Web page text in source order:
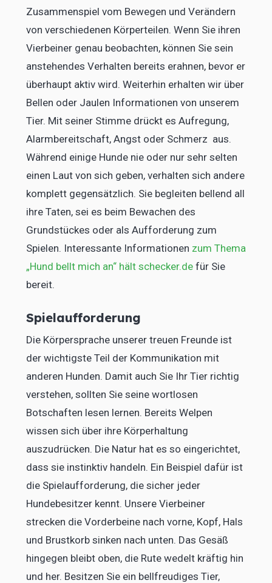
Zusammenspiel vom Bewegen und Verändern
von verschiedenen Körperteilen. Wenn Sie ihren
Vierbeiner genau beobachten, können Sie sein
anstehendes Verhalten bereits erahnen, bevor er
überhaupt aktiv wird. Weiterhin erhalten wir über
Bellen oder Jaulen Informationen von unserem
Tier. Mit seiner Stimme drückt es Aufregung,
Alarmbereitschaft, Angst oder Schmerz aus.
Während einige Hunde nie oder nur sehr selten
einen Laut von sich geben, verhalten sich andere
komplett gegensätzlich. Sie begleiten bellend all
ihre Taten, sei es beim Bewachen des
Grundstückes oder als Aufforderung zum
Spielen. Interessante Informationen zum Thema
„Hund bellt mich an“ hält schecker.defür Sie
bereit.
Spielaufforderung
Die Körpersprache unserer treuen Freunde ist
der wichtigste Teil der Kommunikation mit
anderen Hunden. Damit auch Sie Ihr Tier richtig
verstehen, sollten Sie seine wortlosen
Botschaften lesen lernen. Bereits Welpen
wissen sich über ihre Körperhaltung
auszudrücken. Die Natur hat es so eingerichtet,
dass sie instinktiv handeln. Ein Beispiel dafür ist
die Spielaufforderung, die sicher jeder
Hundebesitzer kennt. Unsere Vierbeiner
strecken die Vorderbeine nach vorne, Kopf, Hals
und Brustkorb sinken nach unten. Das Gesäß
hingegen bleibt oben, die Rute wedelt kräftig hin
und her. Besitzen Sie ein bellfreudiges Tier,